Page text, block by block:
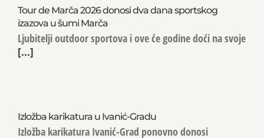
Tour de Marča 2026 donosi dva dana sportskog
izazova u šumi Marča
Ljubitelji outdoor sportova i ove će godine doći na svoje
[...]
Izložba karikatura u Ivanić-Gradu